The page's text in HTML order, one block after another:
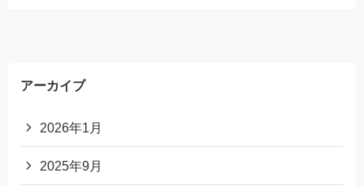
アーカイブ
2026年1月
2025年9月